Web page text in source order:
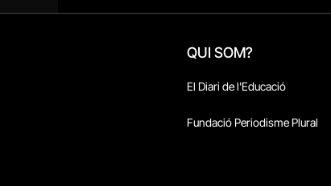
QUI SOM?
El Diari de l'Educació
Fundació Periodisme Plural